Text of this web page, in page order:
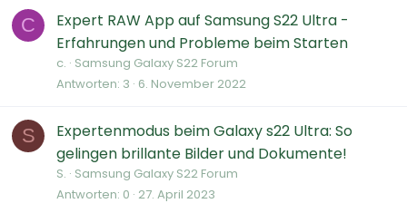
C
Expert RAW App auf Samsung S22 Ultra -
Erfahrungen und Probleme beim Starten
c. Samsung Galaxy S22 Forum
Antworten 3 6. November 2022
S
Expertenmodus beim Galaxy s22 Ultra: So
gelingen brillante Bilder und Dokumente!
S. Samsung Galaxy S22 Forum
Antworten 0 27. April 2023